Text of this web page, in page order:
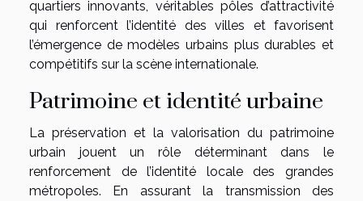
quartiers innovants, véritables pôles d’attractivité
qui renforcent l’identité des villes et favorisent
l’émergence de modèles urbains plus durables et
compétitifs sur la scène internationale.
Patrimoine et identité urbaine
La préservation et la valorisation du patrimoine
urbain jouent un rôle déterminant dans le
renforcement de l’identité locale des grandes
métropoles. En assurant la transmission des